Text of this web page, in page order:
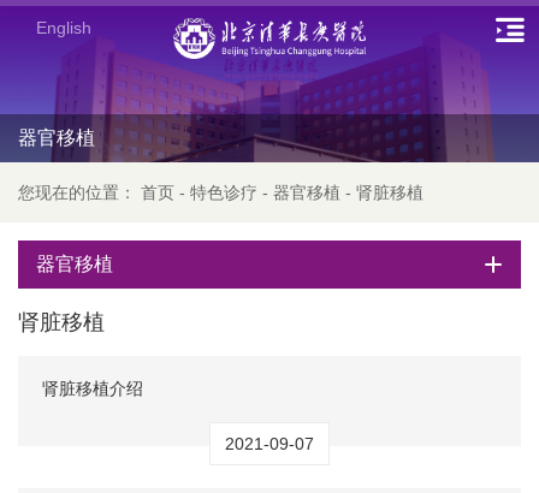
English
器官移植
您现在的位置： 首页 - 特色诊疗 - 器官移植 - 肾脏移植
器官移植
肾脏移植
肾脏移植介绍
2021-09-07